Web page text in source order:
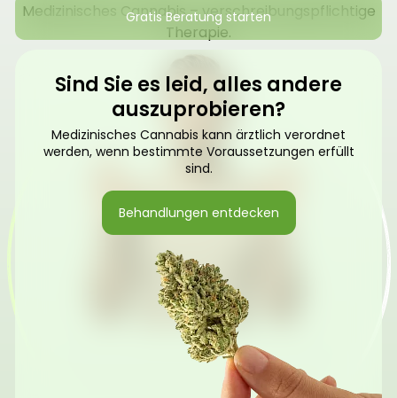
Medizinisches Cannabis – verschreibungspflichtige
Therapie.
Gratis Beratung starten
Sind Sie es leid, alles andere
auszuprobieren?
Medizinisches Cannabis kann ärztlich verordnet
werden, wenn bestimmte Voraussetzungen erfüllt
sind.
Behandlungen entdecken